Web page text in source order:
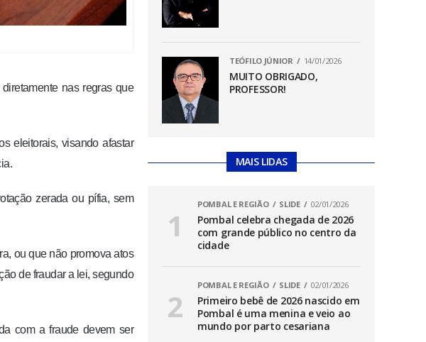
nas regras que
eleitorais, visando afastar
zerada ou pífia, sem
ou que não promova atos
de fraudar a lei, segundo
com a fraude devem ser
TEÓFILO JÚNIOR 14/01/2026
MUITO OBRIGADO,
PROFESSOR!
MAIS LIDAS
POMBAL E REGIÃO SLIDE 02/01/2026
Pombal celebra chegada de 2026
com grande público no centro da
cidade
POMBAL E REGIÃO SLIDE 02/01/2026
Primeiro bebê de 2026 nascido em
Pombal é uma menina e veio ao
mundo por parto cesariana